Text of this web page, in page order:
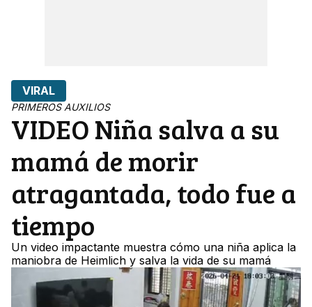
VIRAL
PRIMEROS AUXILIOS
VIDEO Niña salva a su
mamá de morir
atragantada, todo fue a
tiempo
Un video impactante muestra cómo una niña aplica la
maniobra de Heimlich y salva la vida de su mamá